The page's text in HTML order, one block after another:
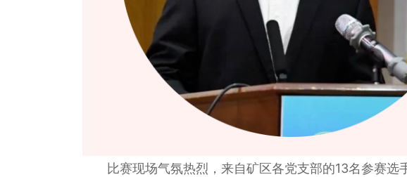
比赛现场气氛热烈，来自矿区各党支部的13名参赛选